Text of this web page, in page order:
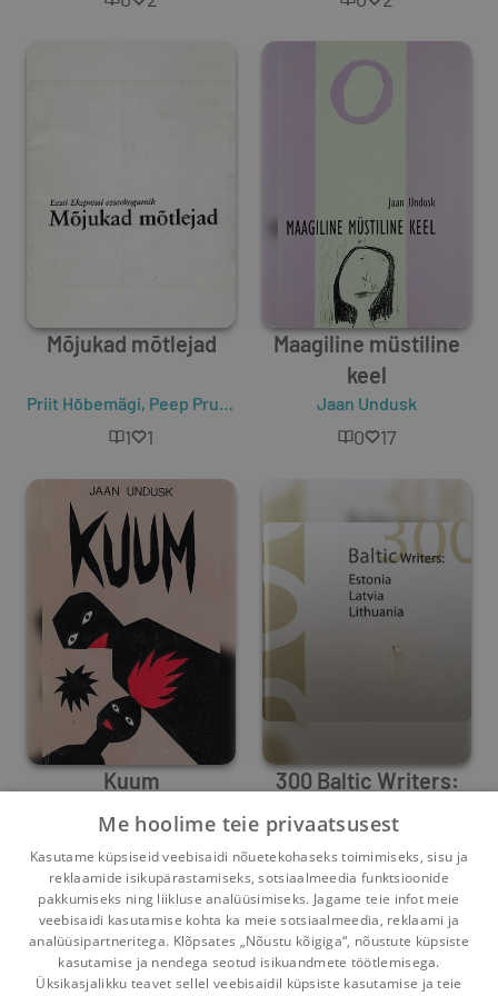
Mõjukad mõtlejad
Priit Hõbemägi, Peep Pruks Ando Keskküla,Karin Hallas
1 1
Maagiline müstiline
keel
Jaan Undusk
0 17
Kuum
6 2
300 Baltic Writers:
Estonia, Latvia,
Benedikts Kalnačs
0 3
Pealehele Ostukorv Sõnumid Teated Konto
Me hoolime teie privaatsusest
Kasutame küpsiseid veebisaidi nõuetekohaseks toimimiseks, sisu ja
reklaamide isikupärastamiseks, sotsiaalmeedia funktsioonide
pakkumiseks ning liikluse analüüsimiseks. Jagame teie infot meie
veebisaidi kasutamise kohta ka meie sotsiaalmeedia, reklaami ja
analüüsipartneritega. Klõpsates „Nõustu kõigiga“, nõustute küpsiste
kasutamise ja nendega seotud isikuandmete töötlemisega.
Üksikasjalikku teavet sellel veebisaidil küpsiste kasutamise ja teie